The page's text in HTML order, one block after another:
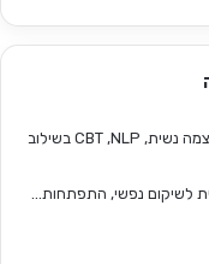
עינת רוזנבליט - צמיחה והעצמה נשית, CBT ,NLP בשילוב
לשיקום נפשי, התפתחות...